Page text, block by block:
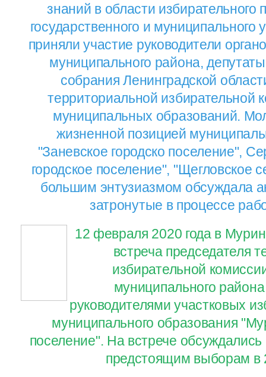
знаний в области избирательного
государственного и
приняли участие руководители
муниципального района,
собрания Ленинградской
территориальной избирательной
муниципальных образований.
жизненной позицией
"Заневское городско поселение",
городское поселение", "Щегловское
большим энтузиазмом обсуждала
затронутые в процессе
12 февраля 2020 года в
встреча председателя
избирательной
муниципального
руководителями участковых
муниципального образования
поселение". На встрече обсуждались
предстоящим выборам в